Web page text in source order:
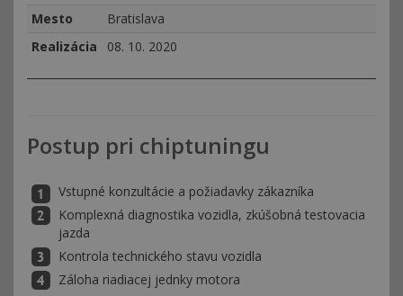
Mesto
Bratislava
Realizácia
08. 10. 2020
Postup pri chiptuningu
Vstupné konzultácie a požiadavky zákazníka
Komplexná diagnostika vozidla, zkúšobná testovacia
jazda
Kontrola technického stavu vozidla
Záloha riadiacej jednky motora